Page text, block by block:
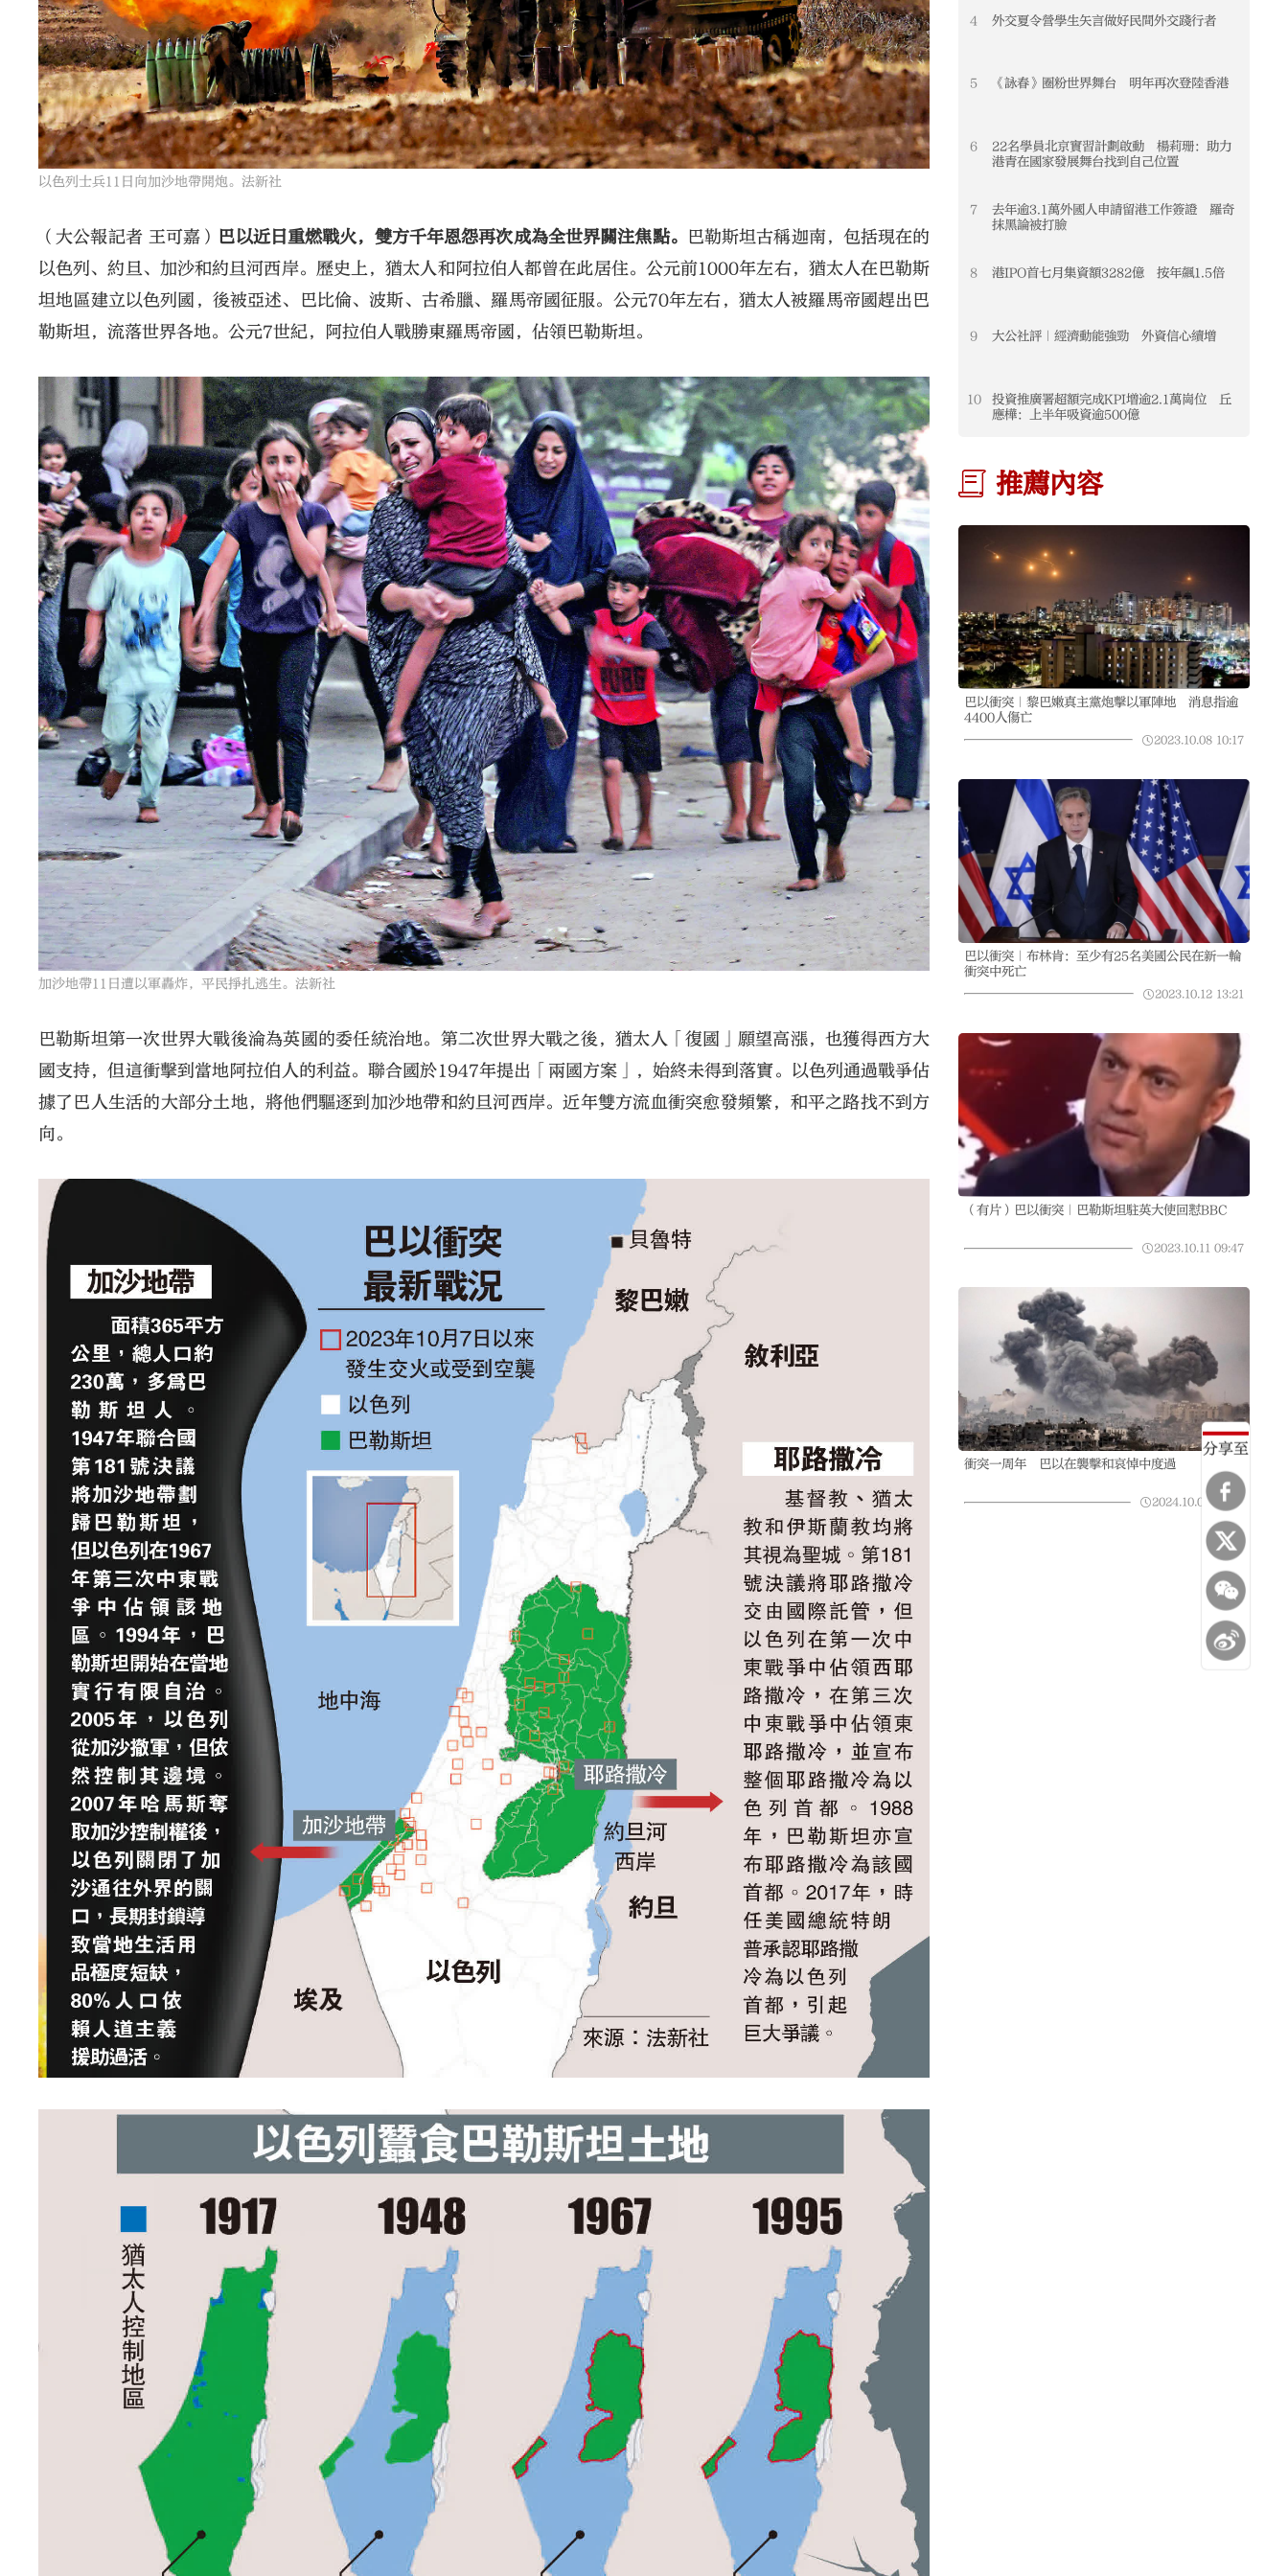
分享至
以色列士兵11日向加沙地帶開炮。法新社
（大公報記者 王可嘉） 巴以近日重燃戰火，雙方千年恩怨再次成為全世界關注焦點。
巴勒斯坦古稱迦南，包括現在的
以色列、約旦、加沙和約旦河西岸。歷史上，猶太人和阿拉伯人都曾在此居住。公元前1000年左右，猶太人在巴勒斯
坦地區建立以色列國，後被亞述、巴比倫、波斯、古希臘、羅馬帝國征服。公元70年左右，猶太人被羅馬帝國趕出巴
勒斯坦，流落世界各地。公元7世紀，阿拉伯人戰勝東羅馬帝國，佔領巴勒斯坦。
加沙地帶11日遭以軍轟炸，平民掙扎逃生。法新社
巴勒斯坦第一次世界大戰後淪為英國的委任統治地。第二次世界大戰之後，猶太人「復國」願望高漲，也獲得西方大
國支持，但這衝擊到當地阿拉伯人的利益。聯合國於1947年提出「兩國方案」，始終未得到落實。以色列通過戰爭佔
據了巴人生活的大部分土地，將他們驅逐到加沙地帶和約旦河西岸。近年雙方流血衝突愈發頻繁，和平之路找不到方
向。
4 外交夏令營學生矢言做好民間外交踐行者
5 《詠春》圈粉世界舞台 明年再次登陸香港
6
22名學員北京實習計劃啟動 楊莉珊：助力
港青在國家發展舞台找到自己位置
7
去年逾3.1萬外國人申請留港工作簽證 羅奇
抹黑論被打臉
8 港IPO首七月集資額3282億 按年飆1.5倍
9 大公社評｜經濟動能強勁 外資信心續增
10
投資推廣署超額完成KPI增逾2.1萬崗位 丘
應樺：上半年吸資逾500億
推薦內容
巴以衝突｜黎巴嫩真主黨炮擊以軍陣地 消息指逾
4400人傷亡
2023.10.08 10:17
巴以衝突｜布林肯：至少有25名美國公民在新一輪
衝突中死亡
2023.10.12 13:21
（有片）巴以衝突｜巴勒斯坦駐英大使回懟BBC
2023.10.11 09:47
衝突一周年 巴以在襲擊和哀悼中度過
2024.10.07 23:59